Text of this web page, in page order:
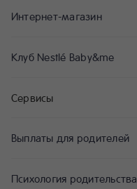
Интернет-магазин
Клуб Nestlé Baby&me
Сервисы
Выплаты для родителей
Психология родительства